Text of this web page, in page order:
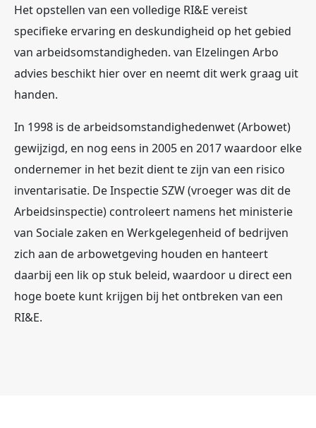
Het opstellen van een volledige RI&E vereist
specifieke ervaring en deskundigheid op het gebied
van arbeidsomstandigheden. van Elzelingen Arbo
advies beschikt hier over en neemt dit werk graag uit
handen.
In 1998 is de arbeidsomstandighedenwet (Arbowet)
gewijzigd, en nog eens in 2005 en 2017 waardoor elke
ondernemer in het bezit dient te zijn van een risico
inventarisatie. De Inspectie SZW (vroeger was dit de
Arbeidsinspectie) controleert namens het ministerie
van Sociale zaken en Werkgelegenheid of bedrijven
zich aan de arbowetgeving houden en hanteert
daarbij een lik op stuk beleid, waardoor u direct een
hoge boete kunt krijgen bij het ontbreken van een
RI&E.